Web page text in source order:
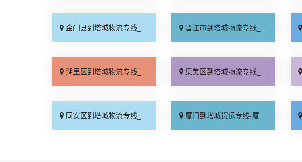
金门县到塔城物流专线_准时到货「多少一方」 晋江市到塔城物流专线_准时准点「送货到门」
湖里区到塔城物流专线_一站直达「需要几天」 集美区到塔城物流专线_门到门接送「价格透明」
同安区到塔城物流专线_实时跟踪 「直达不中转」 厦门到塔城货运专线-厦门到塔城物流公司_天天发车「多年经验」